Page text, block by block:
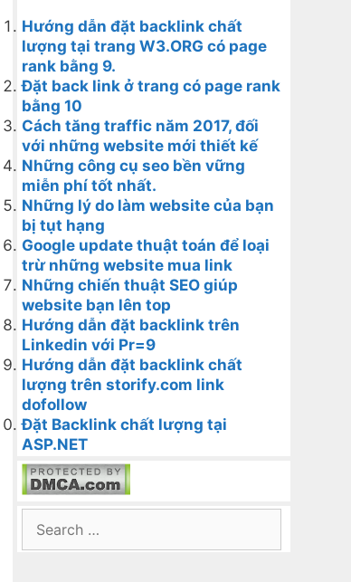
Hướng dẫn đặt backlink chất
lượng tại trang W3.ORG có page
rank bằng 9.
Đặt back link ở trang có page rank
bằng 10
Cách tăng traffic năm 2017, đối
với những website mới thiết kế
Những công cụ seo bền vững
miễn phí tốt nhất.
Những lý do làm website của bạn
bị tụt hạng
Google update thuật toán để loại
trừ những website mua link
Những chiến thuật SEO giúp
website bạn lên top
Hướng dẫn đặt backlink trên
Linkedin với Pr=9
Hướng dẫn đặt backlink chất
lượng trên storify.com link
dofollow
Đặt Backlink chất lượng tại
ASP.NET
for: